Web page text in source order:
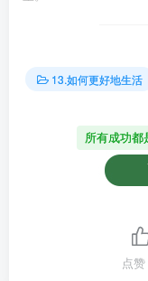
13.如何更好地生活
所有成功都
点赞